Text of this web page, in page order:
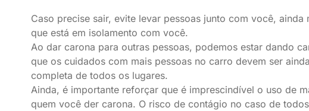
Caso precise sair, evite levar pessoas junto com você,
que está em isolamento com você.
Ao dar carona para outras pessoas, podemos estar dando
que os cuidados com mais pessoas no carro devem ser
completa de todos os lugares.
Ainda, é importante reforçar que é imprescindível o uso de
quem você der carona. O risco de contágio no caso de